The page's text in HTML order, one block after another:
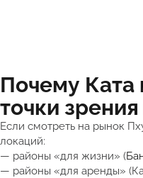
Почему Ката
точки
Если смотреть на рынок
локаций:
— районы «для жизни» (
— районы «для аренды»